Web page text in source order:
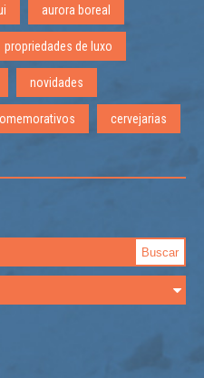
aurora boreal
propriedades de luxo
novidades
cervejarias